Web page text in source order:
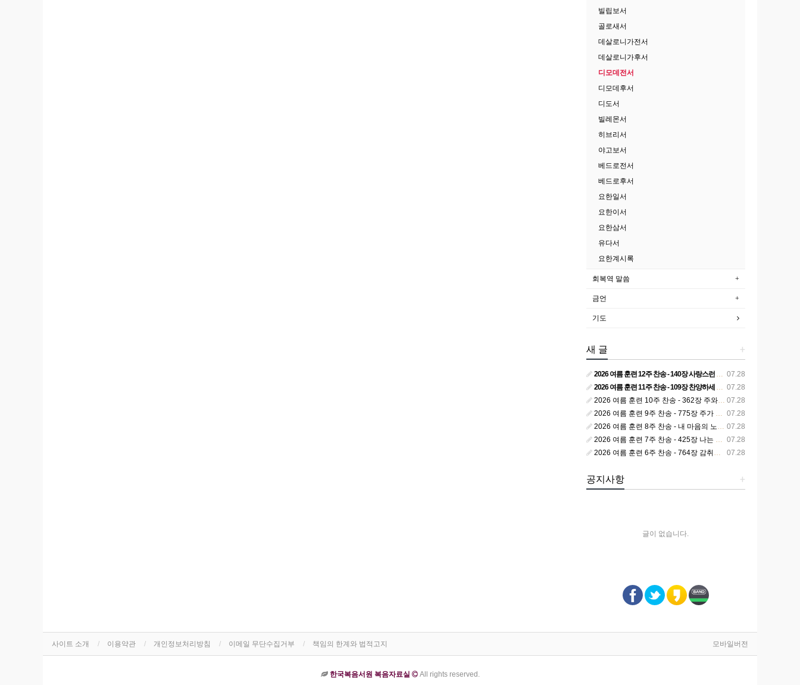
빌립보서
골로새서
데살로니가전서
데살로니가후서
디모데전서
디모데후서
디도서
빌레몬서
히브리서
야고보서
베드로전서
베드로후서
요한일서
요한이서
요한삼서
유다서
요한계시록
회복역 말씀
금언
기도
+
새 글
07.28
2026 여름 훈련 12주 찬송 - 140장 사랑스런 나의 신랑
07.28
2026 여름 훈련 11주 찬송 - 109장 찬양하세 주의 승리
07.28
2026 여름 훈련 10주 찬송 - 362장 주와 함께 못 박혀서
07.28
2026 여름 훈련 9주 찬송 - 775장 주가 구속하신 백성
07.28
2026 여름 훈련 8주 찬송 - 내 마음의 노래 393장 참 영광스런 우리 왕
07.28
2026 여름 훈련 7주 찬송 - 425장 나는 피조된 그릇
07.28
2026 여름 훈련 6주 찬송 - 764장 감취었던 비밀 나타났으니
+
공지사항
글이 없습니다.
사이트 소개 이용약관 개인정보처리방침 이메일 무단수집거부 책임의 한계와 법적고지 모바일버전
한국복음서원 복음자료실 All rights reserved.